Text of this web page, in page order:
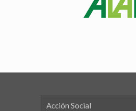
Acción Social